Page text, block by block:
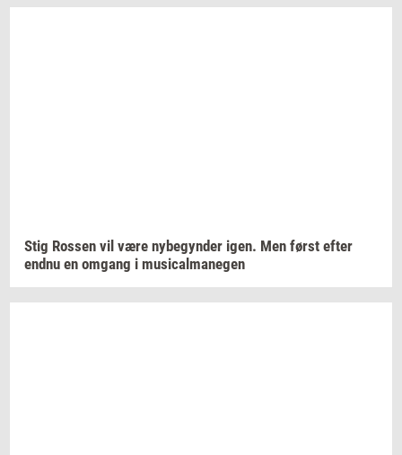
Stig Ros­sen vil være ny­be­gyn­der igen. Men først efter
endnu en om­gang i mu­si­cal­ma­ne­gen